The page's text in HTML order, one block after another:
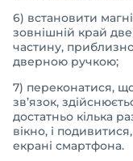
6) встановити
зовнішній край
частину, приблизно
дверною ручкою;
7) переконатися,
зв’язок,
достатньо кілька
вікно, і
екрані смартфона.